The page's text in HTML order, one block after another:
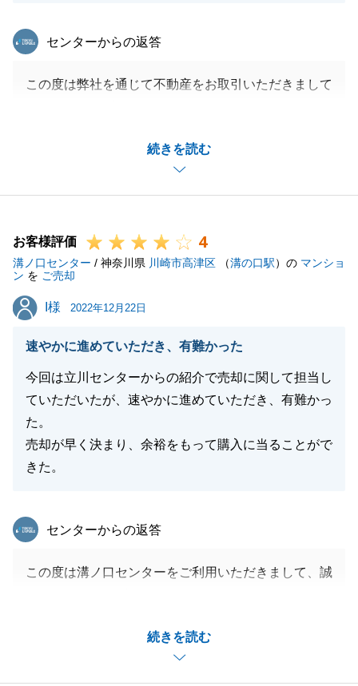
続きを読む
東急リバブル
センターからの返答
この度は弊社を通じて不動産をお取引いただきまして
I様よりいただきましたご意見を今後の営業活動に活
かして参ります。
お客様評価 4
溝ノ口センター / 神奈川県 川崎市高津区 （溝の口駅）の マンショ
ン を ご売却
I様
I様 2022年12月22日
速やかに進めていただき、有難かった
今回は立川センターからの紹介で売却に関して担当し
ていただいたが、速やかに進めていただき、有難かっ
た。
売却が早く決まり、余裕をもって購入に当ることがで
きた。
続きを読む
東急リバブル
センターからの返答
この度は溝ノ口センターをご利用いただきまして、誠
変うれしく思います。
今後も、迅速かつお客様に寄り添った営業活動を実現